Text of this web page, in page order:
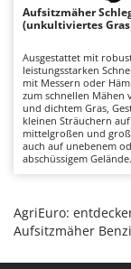
E
Elektrische
Erdbohrer
Erntenetze
F
Feder Grubber
Bernardi
Besser
Bestway
Beta tools
Bissell
BlackStone
Blue Bird
Bomet
Aufsitzmäher
(unkultiviertes
Ausgestattet mit
leistungsstarken
mit Messern oder
zum schnellen Mähen
und dichtem Gras,
kleinen Sträuchern auf
mittelgroßen und
auch auf unebenem
abschüssigem
Gras schnell zu
dass die Gefahr einer
der Schneidplatte
wichtig, die Messer
AgriEuro:
Aufsitzmäher